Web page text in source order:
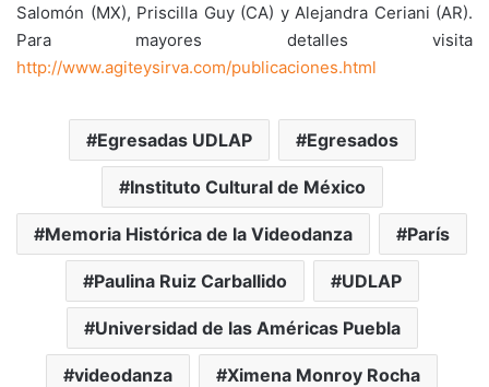
Salomón (MX), Priscilla Guy (CA) y Alejandra Ceriani (AR).
Para mayores detalles visita
http://www.agiteysirva.com/publicaciones.html
Egresadas UDLAP Egresados
Instituto Cultural de México
Memoria Histórica de la Videodanza París
Paulina Ruiz Carballido UDLAP
Universidad de las Américas Puebla
videodanza Ximena Monroy Rocha